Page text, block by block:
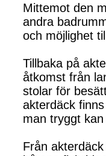
Mittemot den
andra
och möjlighet
Tillbaka på
åtkomst från
stolar för
akterdäck
man tryggt
Från